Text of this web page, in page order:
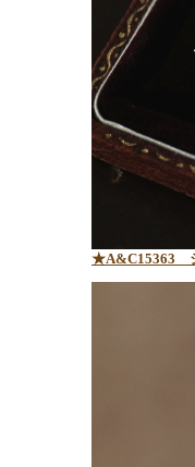
★A&C15363